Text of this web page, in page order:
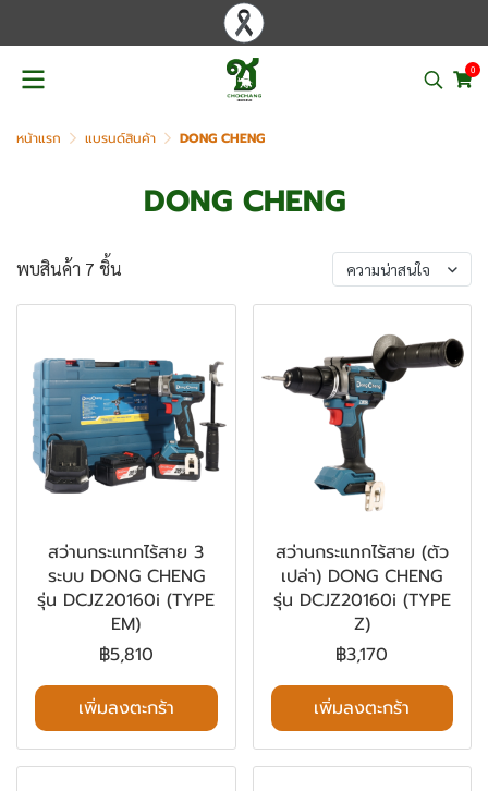
0
หน้าแรก แบรนด์สินค้า DONG CHENG
DONG CHENG
พบสินค้า 7 ชิ้น ความน่าสนใจ
สว่านกระแทกไร้สาย 3
ระบบ DONG CHENG
รุ่น DCJZ20160i (TYPE
EM)
฿5,810
เพิ่มลงตะกร้า
สว่านกระแทกไร้สาย (ตัว
เปล่า) DONG CHENG
รุ่น DCJZ20160i (TYPE
Z)
฿3,170
เพิ่มลงตะกร้า